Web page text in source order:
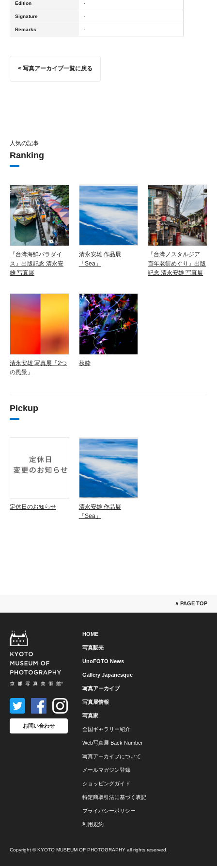
Edition -
Signature -
Remarks -
< 写真アーカイブ一覧に戻る
人気の記事
Ranking
『台湾海鮮パラダイ
ス』出版記念 清永安
雄 写真展
清永安雄 作品展
「Sea」
『台湾ノスタルジア
百年老街めぐり』出版
記念 清永安雄 写真展
清永安雄 写真展「2つ
の風景」
秋酔
Pickup
定休日のお知らせ
清永安雄 作品展
「Sea」
∧ PAGE TOP
HOME
写真販売
UnoFOTO News
Gallery Japanesque
写真アーカイブ
写真展情報
写真家
全国ギャラリー紹介
Web写真展 Back Number
写真アーカイブについて
メールマガジン登録
ショッピングガイド
特定商取引法に基づく表記
プライバシーポリシー
利用規約
お問い合わせ
Copyright © KYOTO MUSEUM OF PHOTOGRAPHY all rights reserved.